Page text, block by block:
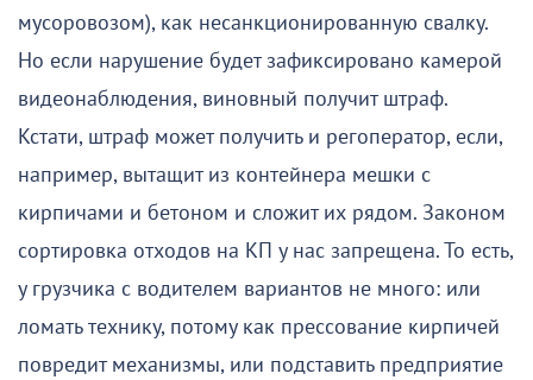
мусоровозом), как несанкционированную свалку.
Но если нарушение будет зафиксировано камерой
видеонаблюдения, виновный получит штраф.
Кстати, штраф может получить и регоператор, если,
например, вытащит из контейнера мешки с
кирпичами и бетоном и сложит их рядом. Законом
сортировка отходов на КП у нас запрещена. То есть,
у грузчика с водителем вариантов не много: или
ломать технику, потому как прессование кирпичей
повредит механизмы, или подставить предприятие